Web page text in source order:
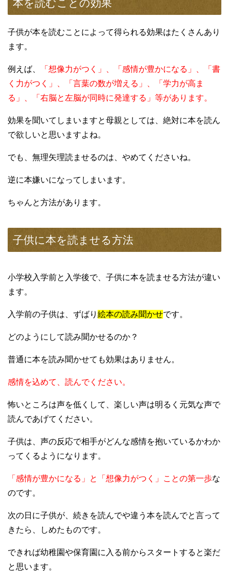
本を読むことの効果
子供が本を読むことによって得られる効果はたくさんあり
ます。
例えば、
「想像力がつく」、「感情が豊かになる」、「書
く力がつく」、「言葉の数が増える」、「学力が高ま
る」、「右脳と左脳が同時に発達する」等があります。
効果を聞いてしまいますと母親としては、絶対に本を読ん
で欲しいと思いますよね。
でも、無理矢理読ませるのは、やめてくださいね。
逆に本嫌いになってしまいます。
ちゃんと方法があります。
子供に本を読ませる方法
小学校入学前と入学後で、子供に本を読ませる方法が違い
ます。
入学前の子供は、ずばり 絵本の読み聞かせです。
どのようにして読み聞かせるのか？
普通に本を読み聞かせても効果はありません。
感情を込めて、読んでください。
怖いところは声を低くして、楽しい声は明るく元気な声で
読んであげてください。
子供は、声の反応で相手がどんな感情を抱いているかわか
ってくるようになります。
「感情が豊かになる」と「想像力がつく」ことの第一歩な
のです。
次の日に子供が、続きを読んでや違う本を読んでと言って
きたら、しめたものです。
できれば幼稚園や保育園に入る前からスタートすると楽だ
と思います。